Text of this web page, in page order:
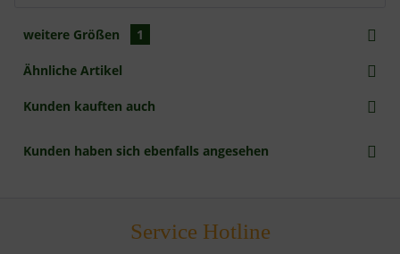
weitere Größen 1
Ähnliche Artikel
Kunden kauften auch
Kunden haben sich ebenfalls angesehen
Service Hotline